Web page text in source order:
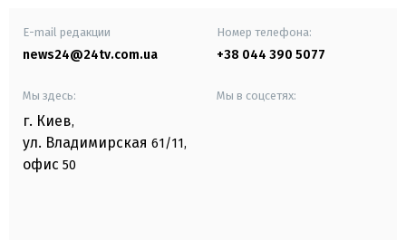
E-mail редакции
news24@24tv.com.ua
Номер телефона:
+38 044 390 5077
Мы здесь:
г. Киев,
ул. Владимирская 61/11,
офис 50
Мы в соцсетях: